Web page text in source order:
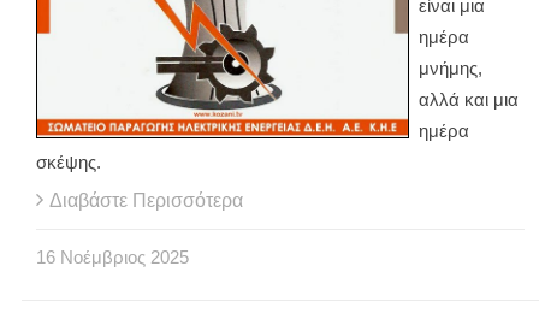
είναι μια
ημέρα
μνήμης,
αλλά και μια
ημέρα
σκέψης.
Διαβάστε Περισσότερα
16 Νοέμβριος 2025